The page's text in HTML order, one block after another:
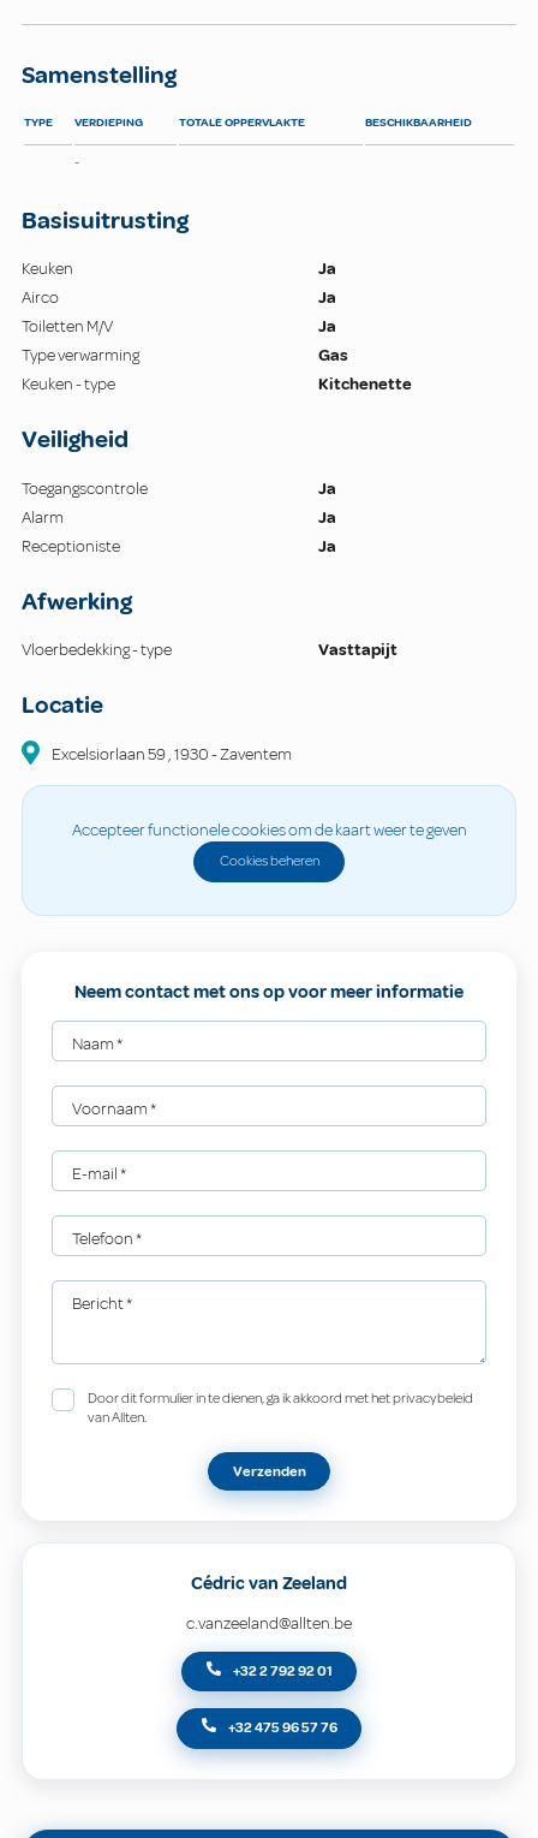
Samenstelling
TYPE VERDIEPING TOTALE OPPERVLAKTE BESCHIKBAARHEID
-
Basisuitrusting
Keuken
Ja
Airco
Ja
Toiletten M/V
Ja
Type verwarming
Gas
Keuken - type
Kitchenette
Veiligheid
Toegangscontrole
Ja
Alarm
Ja
Receptioniste
Ja
Afwerking
Vloerbedekking - type Vasttapijt
Locatie
Excelsiorlaan59,1930-Zaventem
Accepteer functionele cookies om de kaart weer te geven
Cookies beheren
Neem contact met ons op voor meer informatie
Naam*
Voornaam*
E-mail*
Telefoon*
Bericht*
Door dit formulier in te dienen, ga ik akkoord met het privacybeleid
van Allten.
Verzenden
Cédric van Zeeland
c.vanzeeland@allten.be
+32 2 792 92 01
+32 475 96 57 76